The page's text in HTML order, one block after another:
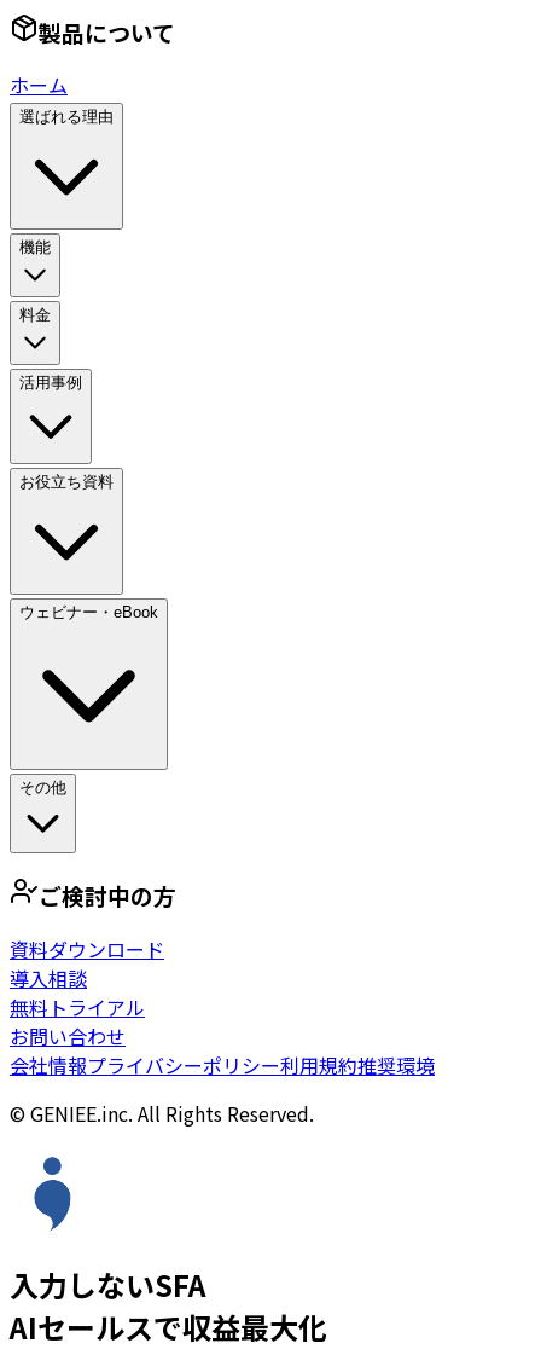
製品について
ホーム
選ばれる理由
機能
料金
活用事例
お役立ち資料
ウェビナー・eBook
その他
ご検討中の方
資料ダウンロード
導入相談
無料トライアル
お問い合わせ
会社情報プライバシーポリシー利用規約推奨環境
© GENIEE.inc. All Rights Reserved.
入力しないSFA
AIセールスで収益最大化